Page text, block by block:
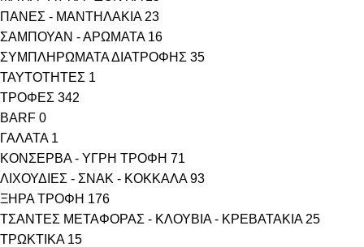
ΠΑΝΕΣ - ΜΑΝΤΗΛΑΚΙΑ 23
ΣΑΜΠΟΥΑΝ - ΑΡΩΜΑΤΑ 16
ΣΥΜΠΛΗΡΩΜΑΤΑ ΔΙΑΤΡΟΦΗΣ 35
ΤΑΥΤΟΤΗΤΕΣ 1
ΤΡΟΦΕΣ 342
BARF 0
ΓΑΛΑΤΑ 1
ΚΟΝΣΕΡΒΑ - ΥΓΡΗ ΤΡΟΦΗ 71
ΛΙΧΟΥΔΙΕΣ - ΣΝΑΚ - ΚΟΚΚΑΛΑ 93
ΞΗΡΑ ΤΡΟΦΗ 176
ΤΣΑΝΤΕΣ ΜΕΤΑΦΟΡΑΣ - ΚΛΟΥΒΙΑ - ΚΡΕΒΑΤΑΚΙΑ 25
ΤΡΩΚΤΙΚΑ 15